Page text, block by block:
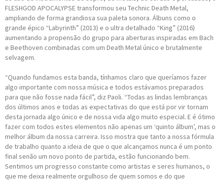
FLESHGOD APOCALYPSE transformou seu Technic Death Metal,
ampliando de forma grandiosa sua paleta sonora. Álbuns como o
grande épico “Labyrinth” (2013) e o ultra detalhado “King” (2016)
aumentando a propensão do grupo para aberturas inspiradas em Bach
e Beethoven combinadas com um Death Metal único e brutalmente
selvagem.
“Quando fundamos esta banda, tínhamos claro que queríamos fazer
algo importante com nossa música e todos estávamos preparados
para que não fosse nada fácil”, diz Paoli. “Todas as lindas lembranças
dos últimos anos e todas as expectativas do que está por vir tornam
desta jornada algo único e de nossa vida algo muito especial. E é ótimo
fazer com todos estes elementos não apenas um ‘quinto álbum’, mas o
melhor álbum da nossa carreira. Isso mostra que tanto a nossa fórmula
de trabalho quanto a ideia de que o que alcançamos nunca é um ponto
final senão um novo ponto de partida, estão funcionando bem.
Sentimos um progresso constante como artistas e seres humanos, o
que me deixa realmente orgulhoso de quem somos e do que